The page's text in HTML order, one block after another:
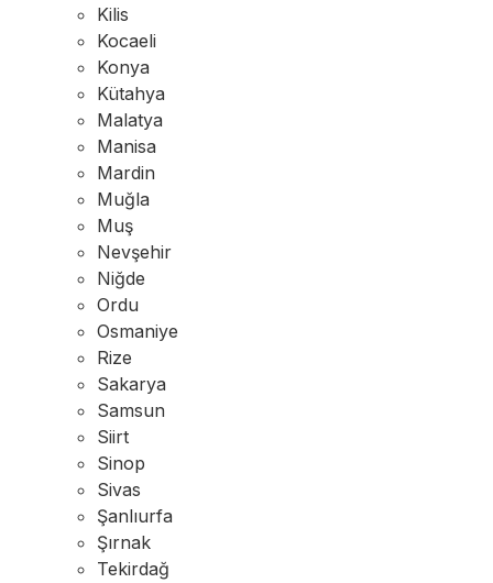
Kilis
Kocaeli
Konya
Kütahya
Malatya
Manisa
Mardin
Muğla
Muş
Nevşehir
Niğde
Ordu
Osmaniye
Rize
Sakarya
Samsun
Siirt
Sinop
Sivas
Şanlıurfa
Şırnak
Tekirdağ